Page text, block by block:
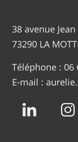
38 avenue
73290 LA
Téléphone : 06
E-mail :